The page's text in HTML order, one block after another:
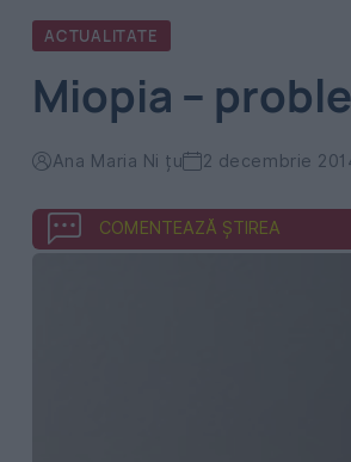
ACTUALITATE
Miopia –
Ana Maria Ni țu 2 decembrie
COMENTEAZĂ ȘTIREA